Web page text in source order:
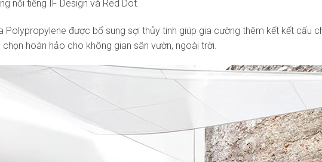
nỗi tiếng IF Design và Red Dot.
Polypropylene được bổ sung sợi thủy tinh giúp gia cường thêm kết kết cấu
hoàn hảo cho không gian sân vườn, ngoài trời.